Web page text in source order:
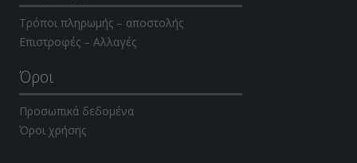
Τρόποι πληρωμής – αποστολής
Επιστροφές – Αλλαγές
Όροι
Προσωπικά δεδομένα
Όροι χρήσης